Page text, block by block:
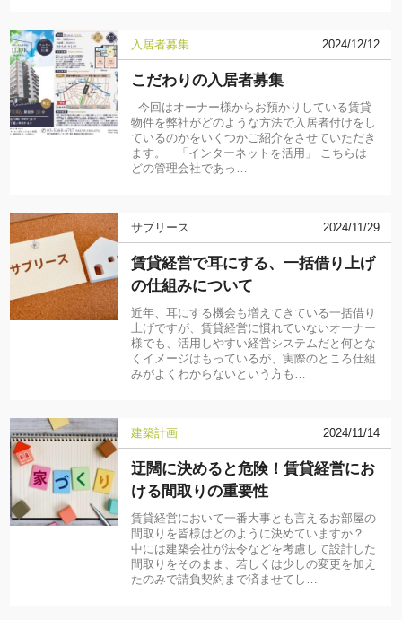
入居者募集 2024/12/12
こだわりの入居者募集
今回はオーナー様からお預かりしている賃貸
物件を弊社がどのような方法で入居者付けをし
ているのかをいくつかご紹介をさせていただき
ます。 「インターネットを活用」 こちらは
どの管理会社であっ…
サブリース 2024/11/29
賃貸経営で耳にする、一括借り上げ
の仕組みについて
近年、耳にする機会も増えてきている一括借り
上げですが、賃貸経営に慣れていないオーナー
様でも、活用しやすい経営システムだと何とな
くイメージはもっているが、実際のところ仕組
みがよくわからないという方も…
建築計画 2024/11/14
迂闊に決めると危険！賃貸経営にお
ける間取りの重要性
賃貸経営において一番大事とも言えるお部屋の
間取りを皆様はどのように決めていますか？
中には建築会社が法令などを考慮して設計した
間取りをそのまま、若しくは少しの変更を加え
たのみで請負契約まで済ませてし…